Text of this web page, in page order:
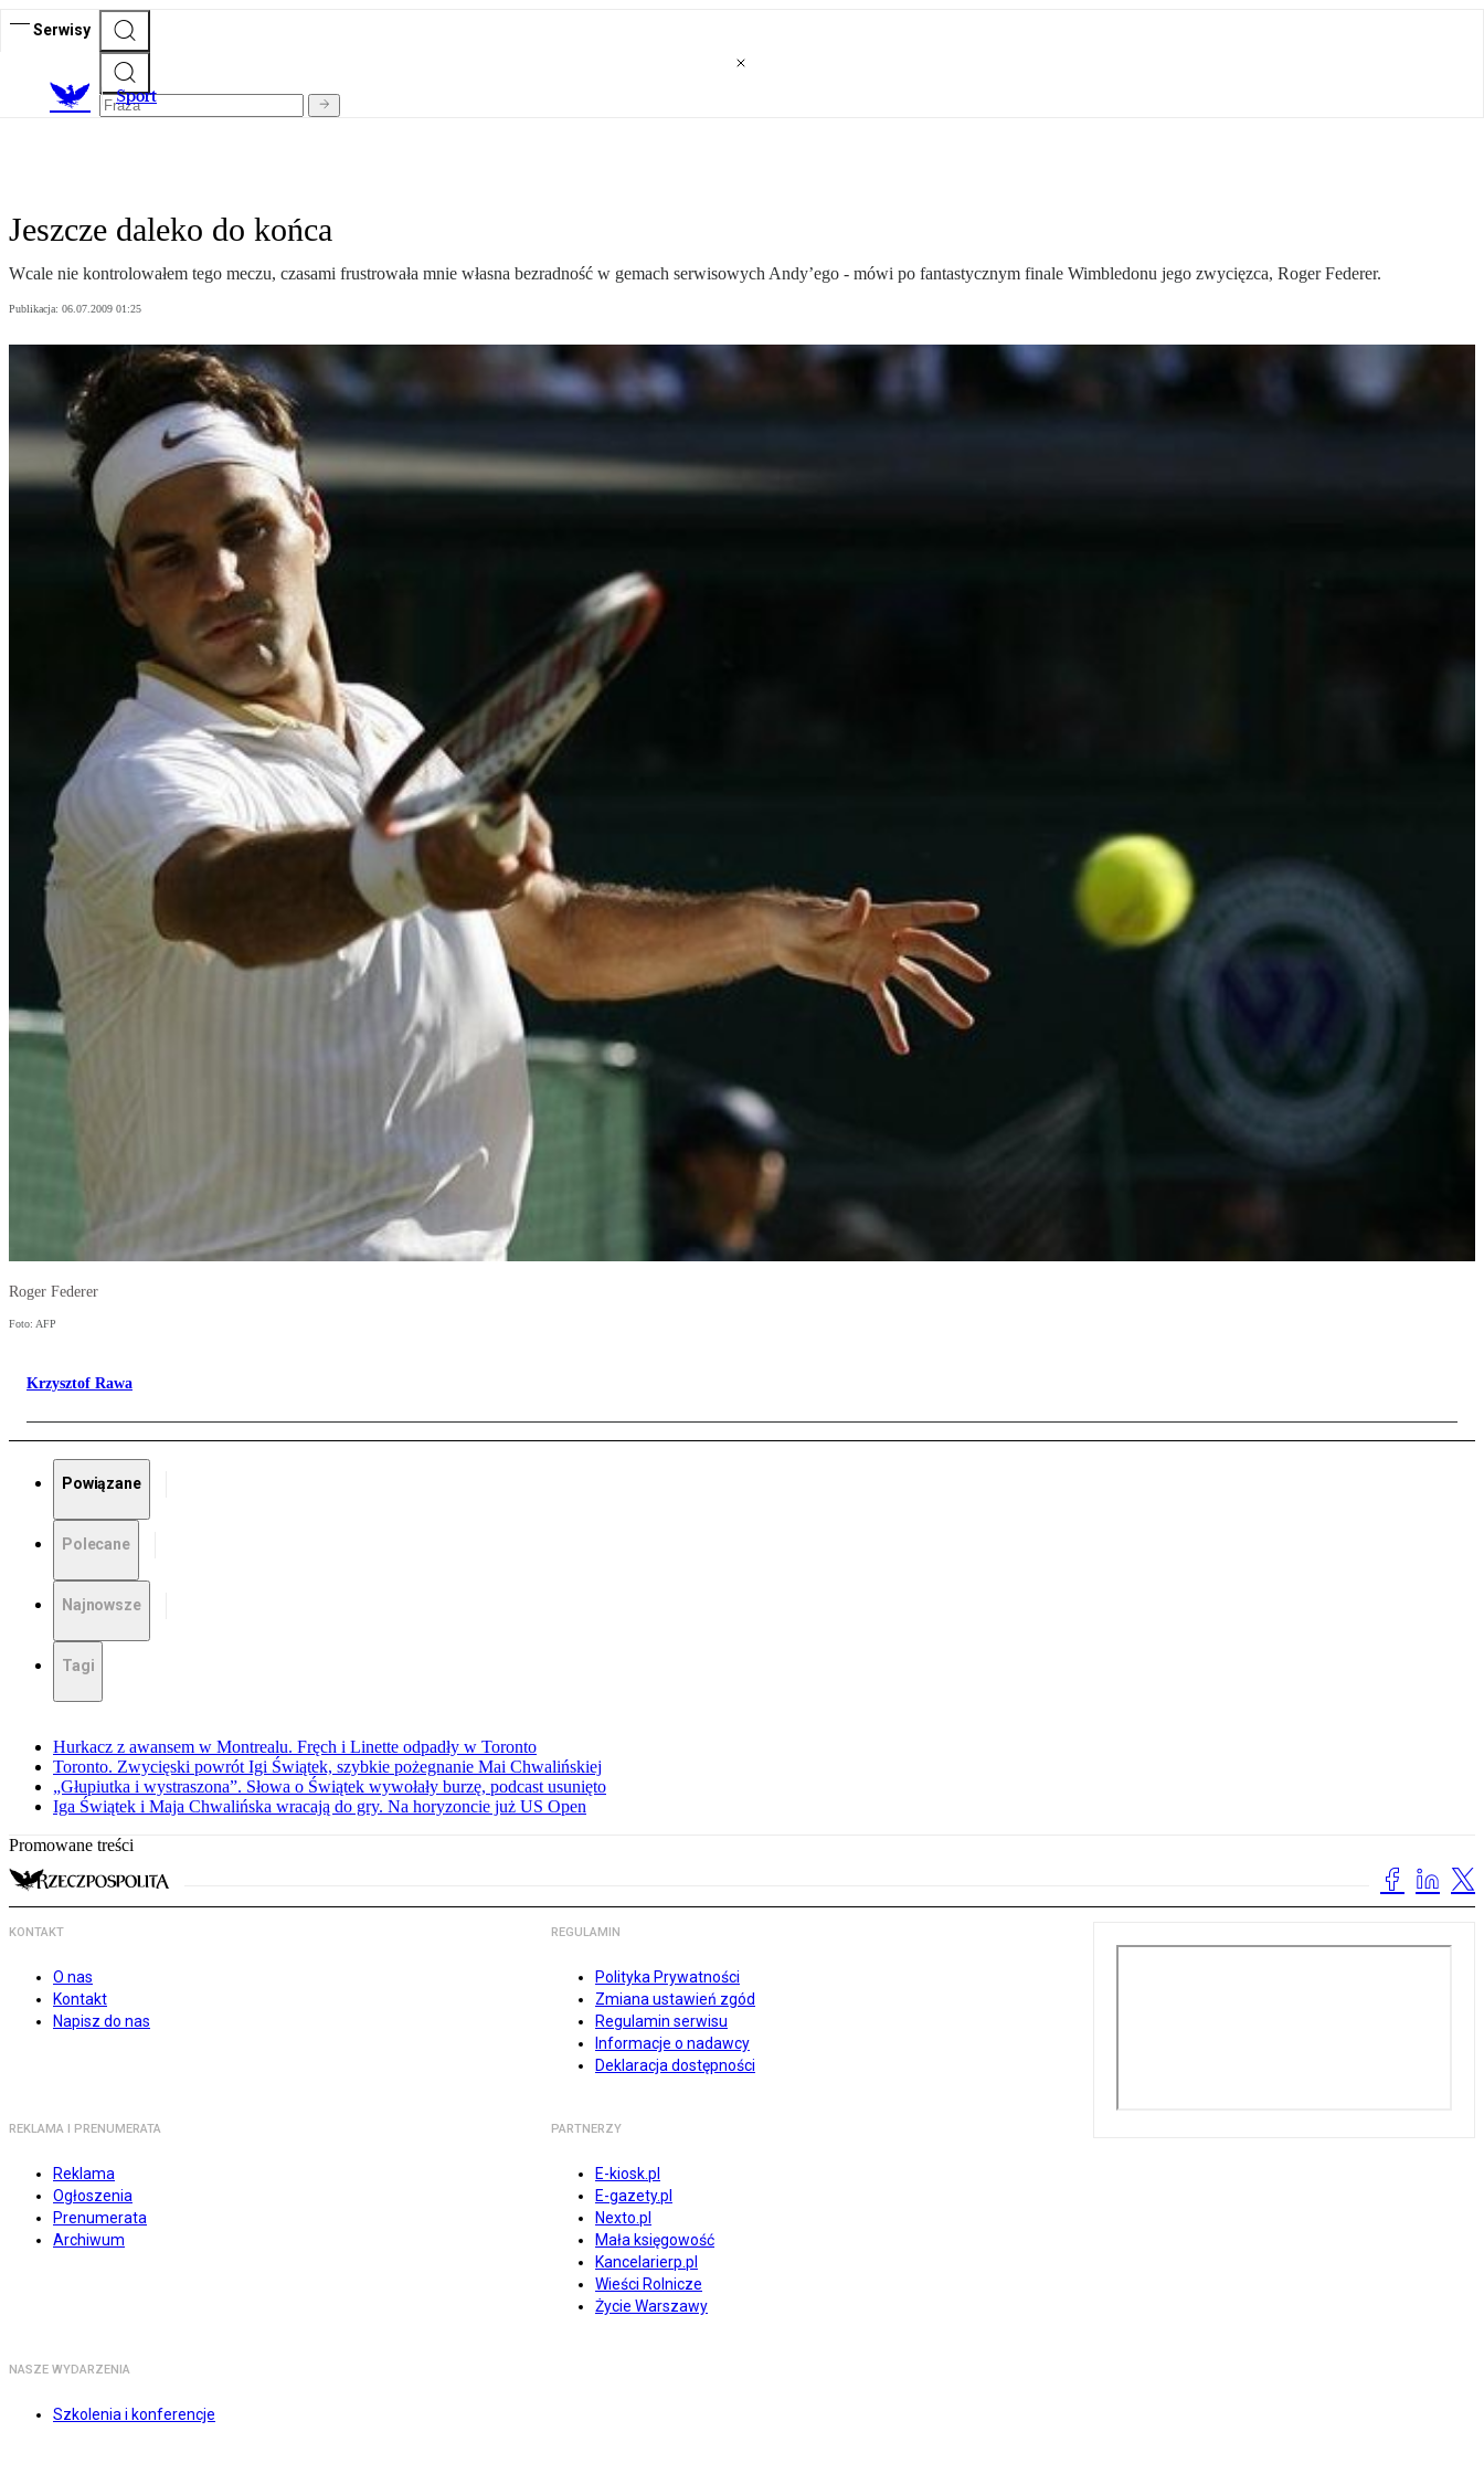
Serwisy
Sport
Jeszcze daleko do końca
Wcale nie kontrolowałem tego meczu, czasami frustrowała mnie własna bezradność w gemach serwisowych Andy’ego - mówi po fantastycznym finale Wimbledonu jego zwycięzca, Roger Federer.
Publikacja: 06.07.2009 01:25
Roger Federer
Foto: AFP
Krzysztof Rawa
Powiązane
Polecane
Najnowsze
Tagi
Hurkacz z awansem w Montrealu. Fręch i Linette odpadły w Toronto
Toronto. Zwycięski powrót Igi Świątek, szybkie pożegnanie Mai Chwalińskiej
„Głupiutka i wystraszona”. Słowa o Świątek wywołały burzę, podcast usunięto
Iga Świątek i Maja Chwalińska wracają do gry. Na horyzoncie już US Open
Promowane treści
KONTAKT
O nas
Kontakt
Napisz do nas
REGULAMIN
Polityka Prywatności
Zmiana ustawień zgód
Regulamin serwisu
Informacje o nadawcy
Deklaracja dostępności
REKLAMA I PRENUMERATA
Reklama
Ogłoszenia
Prenumerata
Archiwum
PARTNERZY
E-kiosk.pl
E-gazety.pl
Nexto.pl
Mała księgowość
Kancelarierp.pl
Wieści Rolnicze
Życie Warszawy
NASZE WYDARZENIA
Szkolenia i konferencje